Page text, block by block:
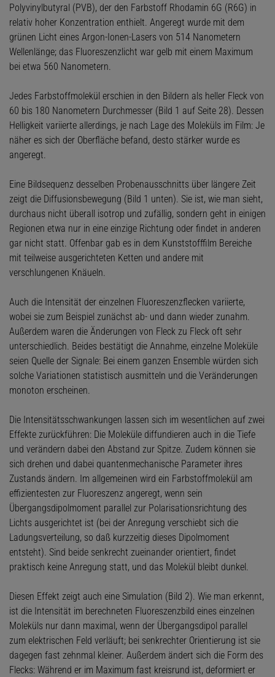
Polyvinylbutyral (PVB), der den Farbstoff Rhodamin 6G (R6G) in
relativ hoher Konzentration enthielt. Angeregt wurde mit dem
grünen Licht eines Argon-Ionen-Lasers von 514 Nanometern
Wellenlänge; das Fluoreszenzlicht war gelb mit einem Maximum
bei etwa 560 Nanometern.
Jedes Farbstoffmolekül erschien in den Bildern als heller Fleck von
60 bis 180 Nanometern Durchmesser (Bild 1 auf Seite 28). Dessen
Helligkeit variierte allerdings, je nach Lage des Moleküls im Film: Je
näher es sich der Oberfläche befand, desto stärker wurde es
angeregt.
Eine Bildsequenz desselben Probenausschnitts über längere Zeit
zeigt die Diffusionsbewegung (Bild 1 unten). Sie ist, wie man sieht,
durchaus nicht überall isotrop und zufällig, sondern geht in einigen
Regionen etwa nur in eine einzige Richtung oder findet in anderen
gar nicht statt. Offenbar gab es in dem Kunststofffilm Bereiche
mit teilweise ausgerichteten Ketten und andere mit
verschlungenen Knäueln.
Auch die Intensität der einzelnen Fluoreszenzflecken variierte,
wobei sie zum Beispiel zunächst ab- und dann wieder zunahm.
Außerdem waren die Änderungen von Fleck zu Fleck oft sehr
unterschiedlich. Beides bestätigt die Annahme, einzelne Moleküle
seien Quelle der Signale: Bei einem ganzen Ensemble würden sich
solche Variationen statistisch ausmitteln und die Veränderungen
monoton erscheinen.
Die Intensitätsschwankungen lassen sich im wesentlichen auf zwei
Effekte zurückführen: Die Moleküle diffundieren auch in die Tiefe
und verändern dabei den Abstand zur Spitze. Zudem können sie
sich drehen und dabei quantenmechanische Parameter ihres
Zustands ändern. Im allgemeinen wird ein Farbstoffmolekül am
effizientesten zur Fluoreszenz angeregt, wenn sein
Übergangsdipolmoment parallel zur Polarisationsrichtung des
Lichts ausgerichtet ist (bei der Anregung verschiebt sich die
Ladungsverteilung, so daß kurzzeitig dieses Dipolmoment
entsteht). Sind beide senkrecht zueinander orientiert, findet
praktisch keine Anregung statt, und das Molekül bleibt dunkel.
Diesen Effekt zeigt auch eine Simulation (Bild 2). Wie man erkennt,
ist die Intensität im berechneten Fluoreszenzbild eines einzelnen
Moleküls nur dann maximal, wenn der Übergangsdipol parallel
zum elektrischen Feld verläuft; bei senkrechter Orientierung ist sie
dagegen fast zehnmal kleiner. Außerdem ändert sich die Form des
Flecks: Während er im Maximum fast kreisrund ist, deformiert er